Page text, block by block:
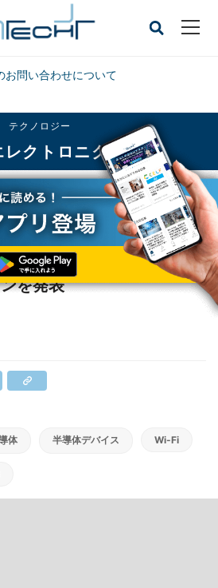
お問い合わせについて
CLOSE
テクノロジー
レクトロニクス
ーエレクトロニクス
ンメント向け無線ソリューションを発表
インフォテインメント向け
を発表
体 半導体デバイス Wi-Fi